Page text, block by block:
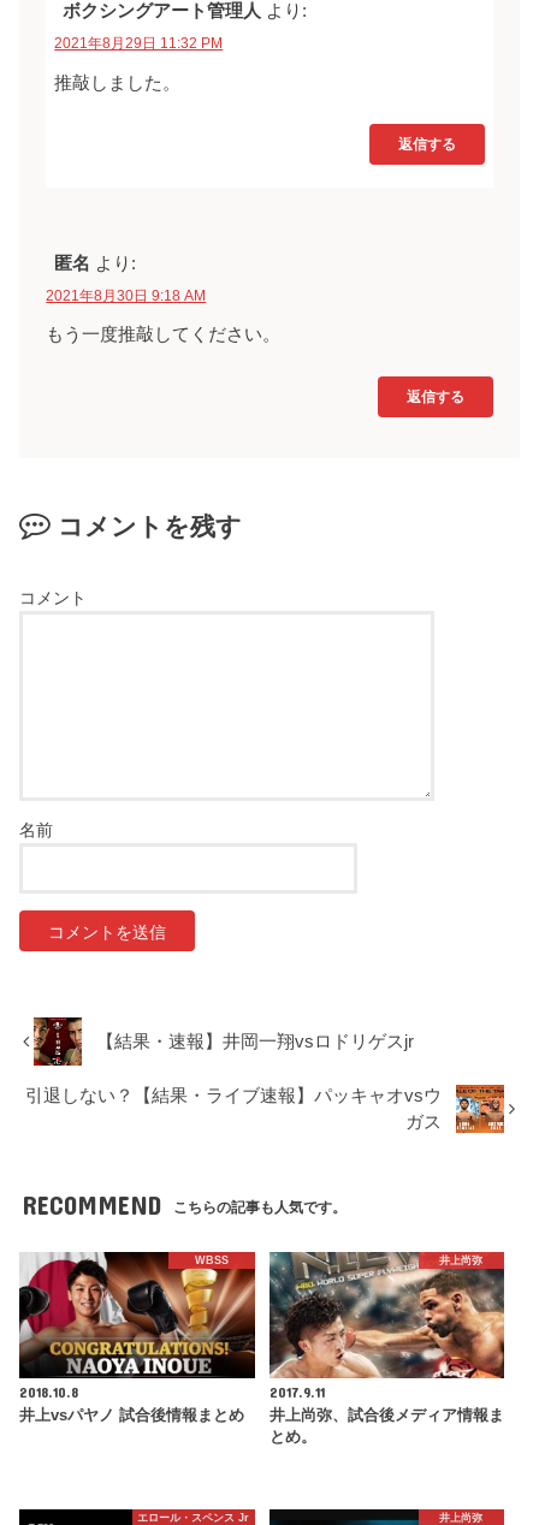
ボクシングアート管理人 より:
2021年8月29日 11:32 PM
推敲しました。
返信する
匿名 より:
2021年8月30日 9:18 AM
もう一度推敲してください。
返信する
コメントを残す
コメント
名前
【結果・速報】井岡一翔vsロドリゲスjr
引退しない？【結果・ライブ速報】パッキャオvsウ
ガス
RECOMMEND こちらの記事も人気です。
WBSS
2018.10.8
井上vsパヤノ 試合後情報まとめ
井上尚弥
2017.9.11
井上尚弥、試合後メディア情報ま
とめ。
エロール・スペンス Jr 井上尚弥